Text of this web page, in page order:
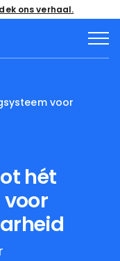
ons verhaal.
voor
hét